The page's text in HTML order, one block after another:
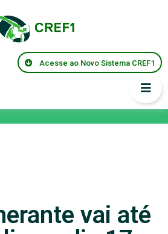
Acesse ao Novo Sistema CREF1
vai até